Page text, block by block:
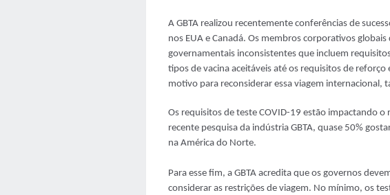
A GBTA realizou recentemente conferências de
nos EUA e Canadá. Os membros corporativos
governamentais inconsistentes que incluem
tipos de vacina aceitáveis até os requisitos de
motivo para reconsiderar essa viagem internacional,
Os requisitos de teste COVID-19 estão impactando
recente pesquisa da indústria GBTA, quase 50%
na América do Norte.
Para esse fim, a GBTA acredita que os governos
considerar as restrições de viagem. No mínimo, os